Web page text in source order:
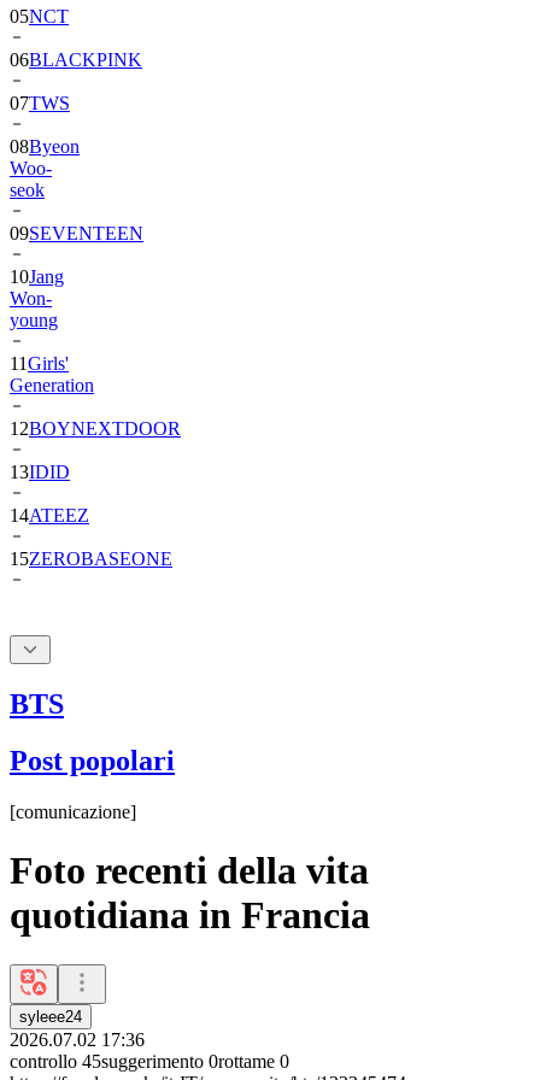
06BLACKPINK
07TWS
08Byeon
Woo-
seok
09SEVENTEEN
10Jang
Won-
young
11Girls'
Generation
12BOYNEXTDOOR
13IDID
14ATEEZ
15ZEROBASEONE
BTS
Post popolari
[comunicazione]
Foto recenti della vita
quotidiana in Francia
syleee24
2026.07.02 17:36
controllo 45suggerimento 0rottame 0